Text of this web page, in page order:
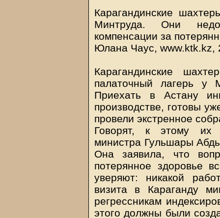
Карагандинские
Минтруда. Они
компенсации за
Юлана Чаус, www.ktk.kz,
Карагандинские
палаточный лагерь у
Приехать в Астану
производстве, готовы
провели экстренное
Говорят, к этому их
министра Гульшары
Она заявила, что
потерянное здоровье
уверяют: никакой
визита в Караганду
регрессникам
этого должны были